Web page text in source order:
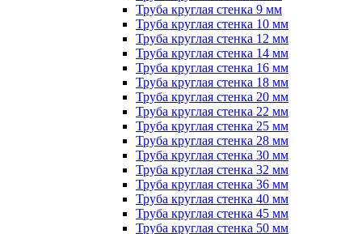
Труба круглая стенка 9 мм
Труба круглая стенка 10 мм
Труба круглая стенка 12 мм
Труба круглая стенка 14 мм
Труба круглая стенка 16 мм
Труба круглая стенка 18 мм
Труба круглая стенка 20 мм
Труба круглая стенка 22 мм
Труба круглая стенка 25 мм
Труба круглая стенка 28 мм
Труба круглая стенка 30 мм
Труба круглая стенка 32 мм
Труба круглая стенка 36 мм
Труба круглая стенка 40 мм
Труба круглая стенка 45 мм
Труба круглая стенка 50 мм